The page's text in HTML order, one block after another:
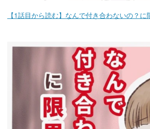
【1話目から読む】なんで付き合わないの？